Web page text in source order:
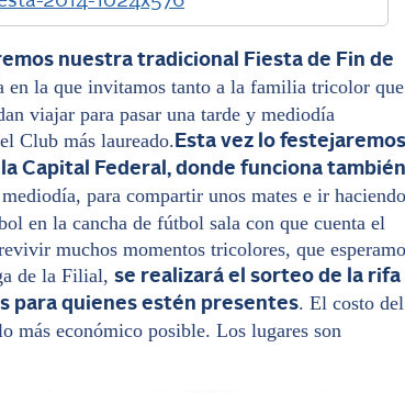
nuestra tradicional Fiesta de Fin de
en la que invitamos tanto a la familia tricolor que
viajar para pasar una tarde y mediodía
Club más laureado. Esta vez lo festejaremos
Capital Federal, donde funciona también
para compartir unos mates e ir haciendo
en la cancha de fútbol sala con que cuenta el
muchos momentos tricolores, que
de la Filial, se realizará el sorteo de la rifa
para quienes estén presentes. El costo del
más económico posible. Los lugares son